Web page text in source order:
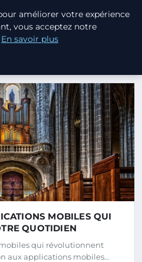
-
MOBILES QUI
QUOTIDIEN
qui révolutionnent
aux applications mobiles…
améliorer votre expérience
vous acceptez notre
En savoir plus